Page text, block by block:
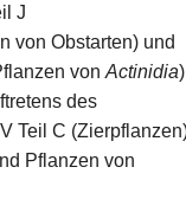
J
von Obstarten) und
von Actinidia)
des
Teil C
Pflanzen von